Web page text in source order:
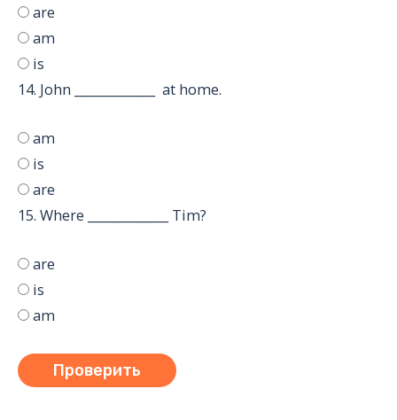
are
am
is
14. John _____________ at home.
am
is
are
15. Where _____________ Tim?
are
is
am